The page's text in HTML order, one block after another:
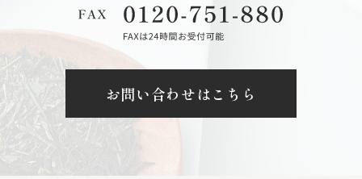
お問い合わせはこちら